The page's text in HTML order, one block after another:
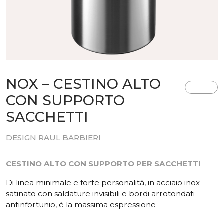
NOX – CESTINO ALTO
CON SUPPORTO
SACCHETTI
DESIGN RAUL BARBIERI
CESTINO ALTO CON SUPPORTO PER SACCHETTI
Di linea minimale e forte personalità, in acciaio inox
satinato con saldature invisibili e bordi arrotondati
antinfortunio, è la massima espressione